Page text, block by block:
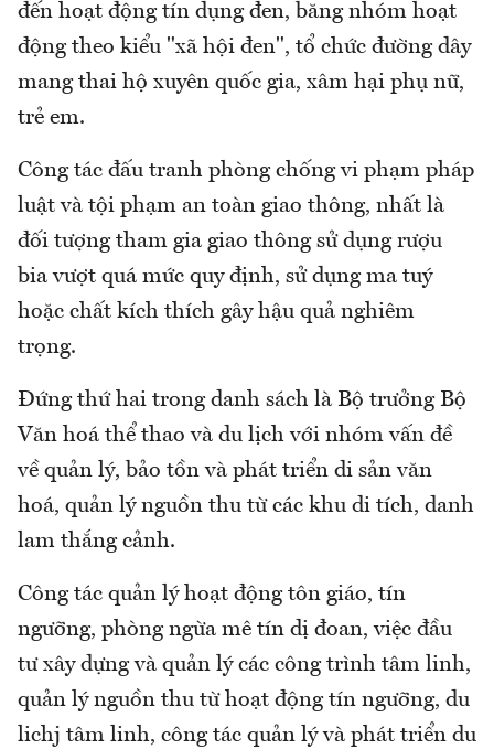
đến hoạt động tín dụng đen, băng nhóm hoạt
động theo kiểu "xã hội đen", tổ chức đường dây
mang thai hộ xuyên quốc gia, xâm hại phụ nữ,
trẻ em.
Công tác đấu tranh phòng chống vi phạm pháp
luật và tội phạm an toàn giao thông, nhất là
đối tượng tham gia giao thông sử dụng rượu
bia vượt quá mức quy định, sử dụng ma tuý
hoặc chất kích thích gây hậu quả nghiêm
trọng.
Đứng thứ hai trong danh sách là Bộ trưởng Bộ
Văn hoá thể thao và du lịch với nhóm vấn đề
về quản lý, bảo tồn và phát triển di sản văn
hoá, quản lý nguồn thu từ các khu di tích, danh
lam thắng cảnh.
Công tác quản lý hoạt động tôn giáo, tín
ngưỡng, phòng ngừa mê tín dị đoan, việc đầu
tư xây dựng và quản lý các công trình tâm linh,
quản lý nguồn thu từ hoạt động tín ngưỡng, du
lichj tâm linh, công tác quản lý và phát triển du